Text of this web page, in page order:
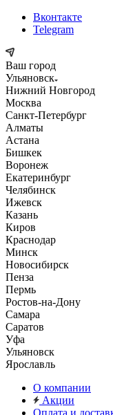
Вконтакте
Telegram
Ваш город
Ульяновск
Нижний Новгород
Москва
Санкт-Петербург
Алматы
Астана
Бишкек
Воронеж
Екатеринбург
Челябинск
Ижевск
Казань
Киров
Краснодар
Минск
Новосибирск
Пенза
Пермь
Ростов-на-Дону
Самара
Саратов
Уфа
Ульяновск
Ярославль
О компании
Акции
Оплата и